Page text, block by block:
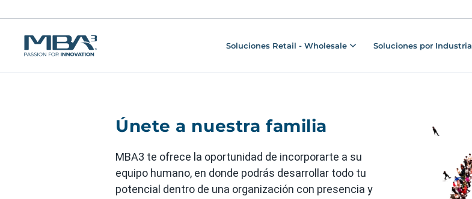
Soluciones Retail - Wholesale Soluciones por Industria
Únete a nuestra familia
MBA3 te ofrece la oportunidad de incorporarte a su
equipo humano, en donde podrás desarrollar todo tu
potencial dentro de una organización con presencia y